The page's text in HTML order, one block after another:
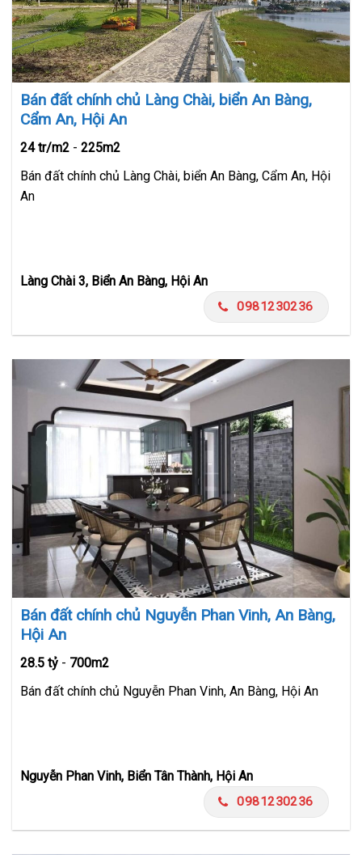
Bán đất chính chủ Làng Chài, biển An Bàng,
Cẩm An, Hội An
24 tr/m2 - 225m2
Bán đất chính chủ Làng Chài, biển An Bàng, Cẩm An, Hội
An
Làng Chài 3, Biển An Bàng, Hội An
0981230236
Bán đất chính chủ Nguyễn Phan Vinh, An Bàng,
Hội An
28.5 tỷ - 700m2
Bán đất chính chủ Nguyễn Phan Vinh, An Bàng, Hội An
Nguyễn Phan Vinh, Biển Tân Thành, Hội An
0981230236